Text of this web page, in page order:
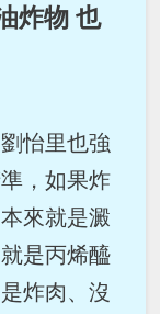
炸物 也
怡里也強
，如果炸
來就是澱
是丙烯醯
炸肉、沒